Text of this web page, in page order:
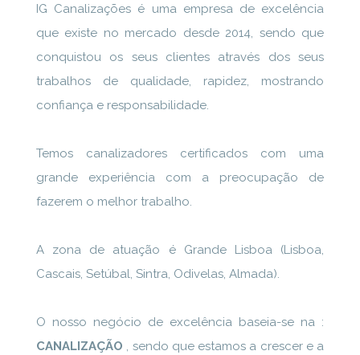
IG Canalizações é uma empresa de excelência
que existe no mercado desde 2014, sendo que
conquistou os seus clientes através dos seus
trabalhos de qualidade, rapidez, mostrando
confiança e responsabilidade.
Temos canalizadores certificados com uma
grande experiência com a preocupação de
fazerem o melhor trabalho.
A zona de atuação é Grande Lisboa (Lisboa,
Cascais, Setúbal, Sintra, Odivelas, Almada).
O nosso negócio de excelência baseia-se na :
CANALIZAÇÃO , sendo que estamos a crescer e a